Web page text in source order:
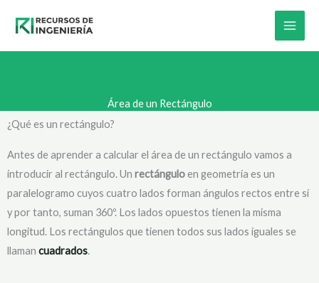
Área de un Rectángulo
¿Qué es un rectángulo?
Antes de aprender a calcular el área de un rectángulo vamos a
introducir al rectángulo. Un rectánguloen geometría es un
paralelogramo cuyos cuatro lados forman ángulos rectos entre sí
y por tanto, suman 360º. Los lados opuestos tienen la misma
longitud. Los rectángulos que tienen todos sus lados iguales se
llaman cuadrados.